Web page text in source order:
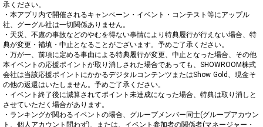
承ください。
・本アプリ内で開催されるキャンペーン・イベント・コンテスト等にアップル
社、グーグル社は一切関係ありません。
・天災、不慮の事故などのやむを得ない事情により特典履行が行えない場合、特
典が変更・補填・中止となることがございます。予めご了承ください。
・万が一、前項に定める事由による特典履行が変更、中止となった場合、その他
本イベントの応援ポイントが取り消しされた場合であっても、SHOWROOM株式
会社は当該応援ポイントにかかるデジタルコンテンツまたはShow Gold、現金そ
の他の返還はいたしません。予めご了承ください。
・イベント終了後に減算されてポイント未達成になった場合、特典は取り消しと
させていただく場合があります。
・ランキングが関わるイベントの場合、グループメンバー同士(グループアカウン
ト、個人アカウント問わず)、または、イベント参加者の関係者(マネージャー・